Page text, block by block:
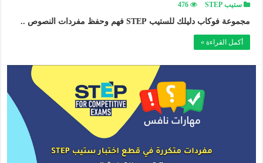
ستيب STEP 476
مجموعة فوكاب دليلك للستيب STEP فهم وحفظ مفردات النصوص ..
أكمل القراءة »